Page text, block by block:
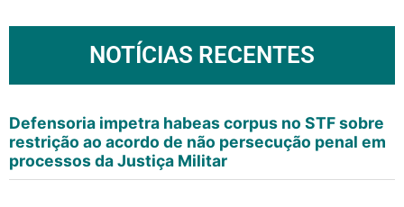
NOTÍCIAS RECENTES
Defensoria impetra habeas corpus no STF sobre
restrição ao acordo de não persecução penal em
processos da Justiça Militar